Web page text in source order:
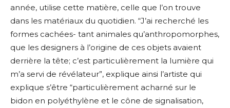
année, utilise cette matière, celle que l’on trouve
dans les matériaux du quotidien. “J’ai recherché les
formes cachées- tant animales qu’anthropomorphes,
que les designers à l’origine de ces objets avaient
derrière la tête; c’est particulièrement la lumière qui
m’a servi de révélateur”, explique ainsi l’artiste qui
explique s’être “particulièrement acharné sur le
bidon en polyéthylène et le cône de signalisation,